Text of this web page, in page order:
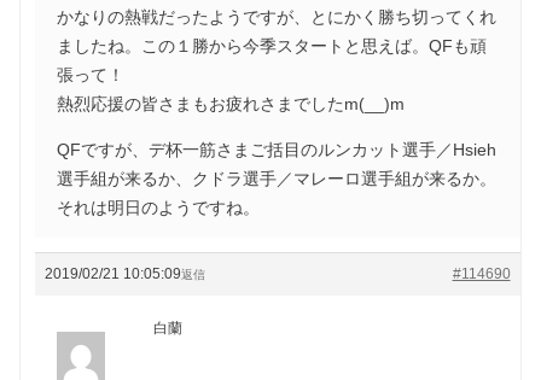
かなりの熱戦だったようですが、とにかく勝ち切ってくれ
ましたね。この１勝から今季スタートと思えば。QFも頑
張って！
熱烈応援の皆さまもお疲れさまでしたm(__)m
QFですが、デ杯一筋さまご括目のルンカット選手／Hsieh
選手組が来るか、クドラ選手／マレーロ選手組が来るか。
それは明日のようですね。
2019/02/21 10:05:09 #114690
返信
白蘭